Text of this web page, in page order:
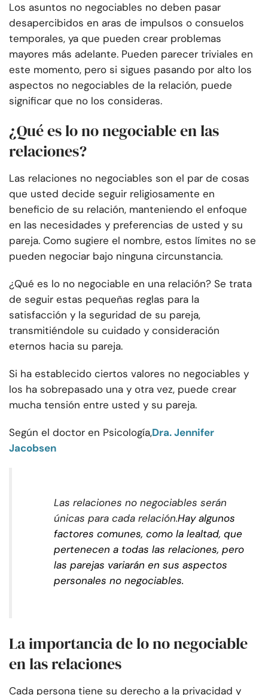
Los asuntos no negociables no deben pasar
desapercibidos en aras de impulsos o consuelos
temporales, ya que pueden crear problemas
mayores más adelante. Pueden parecer triviales en
este momento, pero si sigues pasando por alto los
aspectos no negociables de la relación, puede
significar que no los consideras.
¿Qué es lo no negociable en las
relaciones?
Las relaciones no negociables son el par de cosas
que usted decide seguir religiosamente en
beneficio de su relación, manteniendo el enfoque
en las necesidades y preferencias de usted y su
pareja. Como sugiere el nombre, estos límites no se
pueden negociar bajo ninguna circunstancia.
¿Qué es lo no negociable en una relación? Se trata
de seguir estas pequeñas reglas para la
satisfacción y la seguridad de su pareja,
transmitiéndole su cuidado y consideración
eternos hacia su pareja.
Si ha establecido ciertos valores no negociables y
los ha sobrepasado una y otra vez, puede crear
mucha tensión entre usted y su pareja.
Según el doctor en Psicología,Dra. Jennifer
Jacobsen
Las relaciones no negociables serán
únicas para cada relación.Hay algunos
factores comunes, como la lealtad, que
pertenecen a todas las relaciones, pero
las parejas variarán en sus aspectos
personales no negociables.
La importancia de lo no negociable
en las relaciones
Cada persona tiene su derecho a la privacidad y